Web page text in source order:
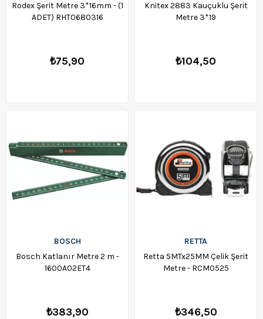
Rodex Şerit Metre 3*16mm - (1
ADET) RHT0680316
₺75,90
Knitex 2883 Kauçuklu Şerit
Metre 3*19
₺104,50
BOSCH
Bosch Katlanır Metre 2 m -
1600A02ET4
₺383,90
RETTA
Retta 5MTx25MM Çelik Şerit
Metre - RCM0525
₺346,50